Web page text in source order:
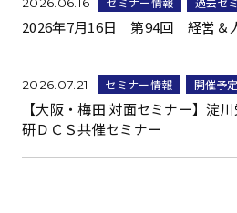
2026年7月16日 第94回 経営＆
2026.07.21 セミナー情報 開催予定
【大阪・梅田 対面セミナー】淀
研ＤＣＳ共催セミナー